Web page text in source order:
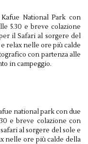
National Park con
5.30 e breve colazione
il Safari al sorgere del
relax nelle ore più calde
con partenza alle
in campeggio.
national park con due
e breve colazione con
al sorgere del sole e
nelle ore più calde della